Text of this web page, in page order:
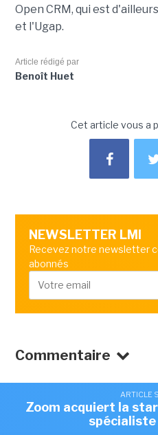
Open CRM, qui est
et l'Ugap.
Article rédigé par
Benoît Huet
Cet article vous a
NEWSLETTER LMI
Recevez notre newsletter
abonnés
Commentaire
ARTICLE
Zoom acquiert la
spécialiste